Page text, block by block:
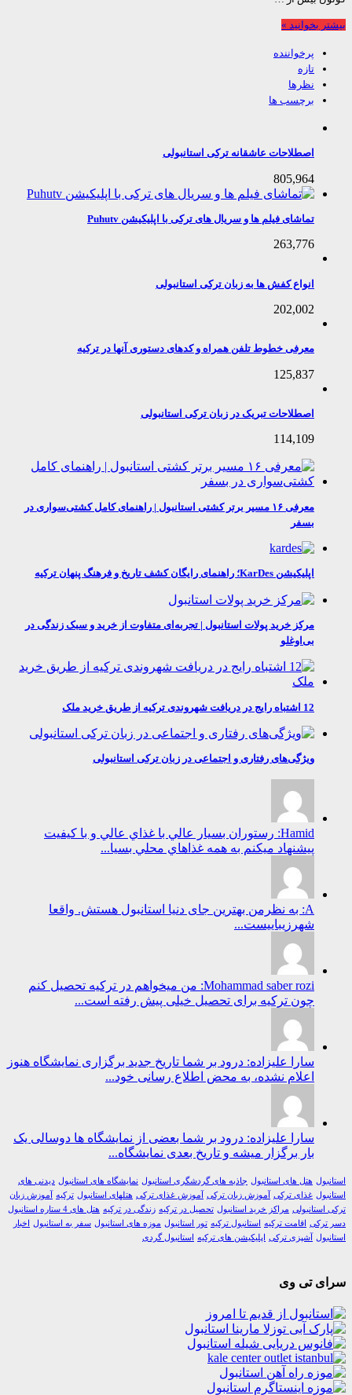
بخوانید »
پرخواننده
تازه
نظرها
برچسب ها
اصطلاحات عاشقانه ترکی استانبولی
805,964
تماشای فیلم ها و سریال های ترکی با اپلیکیشن Puhutv
263,776
انواع کفش ها به زبان ترکی استانبولی
202,002
معرفی خطوط تلفن همراه و کدهای دستوری آنها در ترکیه
125,837
اصطلاحات تبریک در زبان ترکی استانبولی
114,109
معرفی ۱۶ مسیر برتر کشتی استانبول | راهنمای کامل کشتی‌سواری در
اپلیکیشن KarDes؛ راهنمای رایگان کشف تاریخ و فرهنگ پنهان ترکیه
مرکز خرید پولات استانبول | تجربه‌ای متفاوت از خرید و سبک زندگی در
بی‌اوغلو
ویژگی‌های رفتاری و اجتماعی در زبان ترکی استانبولی
Hamid: رستوران بسيار عالي با غذاي عالي و با كيفيت
پيشنهاد ميكنم به همه غذاهاي محلي بسيا...
A: به نظرمن بهترین جای دنیا استانبول هستش. واقعا
شهرزیباییست...
Mohammad saber rozi: من میخواهم در ترکیه تحصیل کنم
چون ترکیه برای تحصیل خیلی پیش رفته است...
سارا علیزاده: درود بر شما تاریخ جدید برگزاری نمایشگاه هنوز
اعلام نشده، به محض اطلاع رسانی خود...
سارا علیزاده: درود بر شما بعضی از نمایشگاه ها دوسالی یک
بار برگزار میشه و تاریخ بعدی نمایشگاه...
هتل های استانبول جاذبه های گردشگری استانبول نمایشگاه های استانبول دیدنی های
غذای ترکی آموزش زبان ترکی آموزش غذای ترکی هتلهای استانبول ترکیه آموزش زبان
مراکز خرید استانبول تحصیل در ترکیه زندگی در ترکیه
هتل های 4 ستاره استانبول
اقامت ترکیه استانبول ترکیه تور استانبول موزه های استانبول سفر به استانبول اخبار
آشپزی ترکی اپلیکیشن های ترکیه استانبول گردی
تی وی